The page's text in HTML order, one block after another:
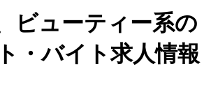
ビューティー系の
・バイト求人情報